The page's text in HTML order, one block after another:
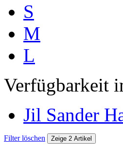
S
M
L
Verfügbarkeit
Jil Sander
Filter löschen Zeige 2 Artikel